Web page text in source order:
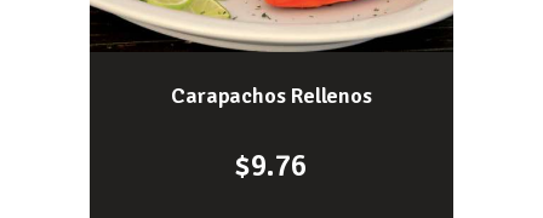
Carapachos Rellenos
$9.76